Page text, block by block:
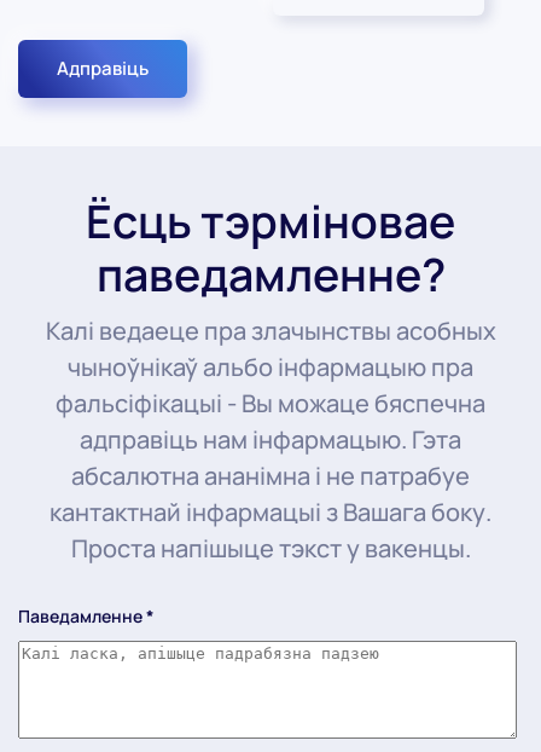
Адправіць
Ёсць тэрміновае
паведамленне?
Калі ведаеце пра злачынствы асобных
чыноўнікаў альбо інфармацыю пра
фальсіфікацыі - Вы можаце бяспечна
адправіць нам інфармацыю. Гэта
абсалютна ананімна і не патрабуе
кантактнай інфармацыі з Вашага боку.
Проста напішыце тэкст у вакенцы.
Паведамленне*